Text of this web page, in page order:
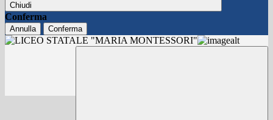
Chiudi
Conferma
Annulla Conferma